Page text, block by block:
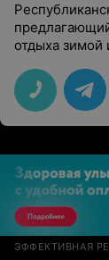
отдыха зимой
ЭФФЕКТИВНАЯ